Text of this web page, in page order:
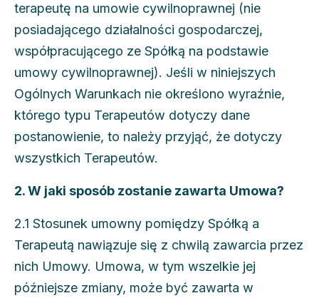
terapeutę na umowie cywilnoprawnej (nie
posiadającego działalności gospodarczej,
współpracującego ze Spółką na podstawie
umowy cywilnoprawnej). Jeśli w niniejszych
Ogólnych Warunkach nie określono wyraźnie,
którego typu Terapeutów dotyczy dane
postanowienie, to należy przyjąć, że dotyczy
wszystkich Terapeutów.
2. W jaki sposób zostanie zawarta Umowa?
2.1 Stosunek umowny pomiędzy Spółką a
Terapeutą nawiązuje się z chwilą zawarcia przez
nich Umowy. Umowa, w tym wszelkie jej
późniejsze zmiany, może być zawarta w